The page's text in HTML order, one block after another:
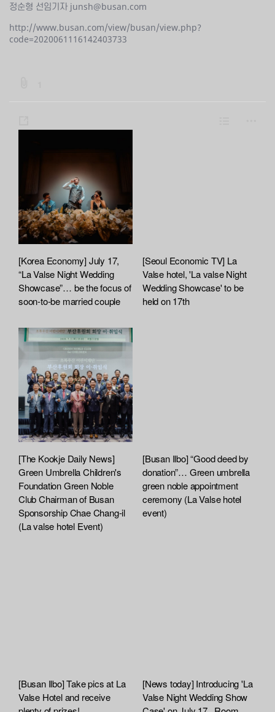
정순형 선임기자 junsh@busan.com
http://www.busan.com/view/busan/view.php?
code=2020061116142403733
r
i
l
e
A
t
t
a
c
e
d
L
i
s
t
[Korea Economy] July 17,
“La Valse Night Wedding
Showcase”… be the focus of
soon-to-be married couple
[Seoul Economic TV] La
Valse hotel, 'La valse Night
Wedding Showcase' to be
held on 17th
[The Kookje Daily News]
Green Umbrella Children's
Foundation Green Noble
Club Chairman of Busan
Sponsorship Chae Chang-il
(La valse hotel Event)
[Busan Ilbo] “Good deed by
donation”… Green umbrella
green noble appointment
ceremony (La Valse hotel
event)
[Busan Ilbo] Take pics at La
Valse Hotel and receive
[News today] Introducing 'La
Valse Night Wedding Show